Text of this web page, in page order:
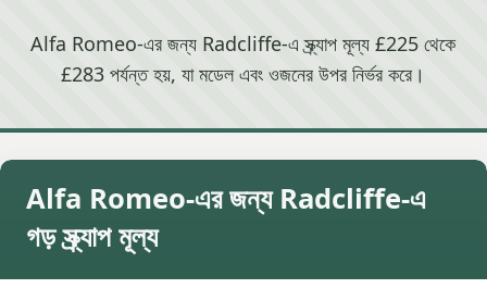
Alfa Romeo-এর জন্য Radcliffe-এ স্ক্র্যাপ মূল্য £225 থেকে
£283 পর্যন্ত হয়, যা মডেল এবং ওজনের উপর নির্ভর করে।
Alfa Romeo-এর জন্য Radcliffe-এ
গড় স্ক্র্যাপ মূল্য